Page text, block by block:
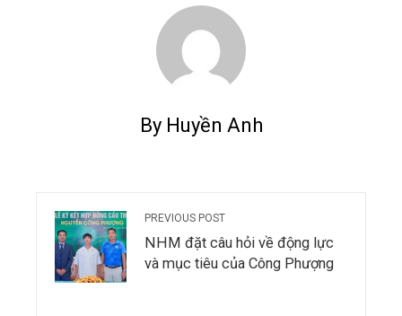
By Huyền Anh
PREVIOUS POST
NHM đặt câu hỏi về động lực
và mục tiêu của Công Phượng